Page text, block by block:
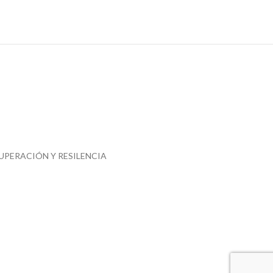
Y RESILENCIA